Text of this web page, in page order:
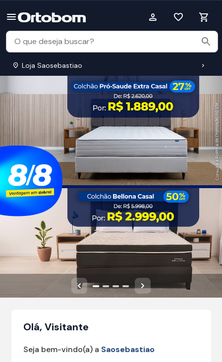
Loja Saosebastiao
Anterior Próximo
Olá, Visitante
Seja bem-vindo(a) a Saosebastiao